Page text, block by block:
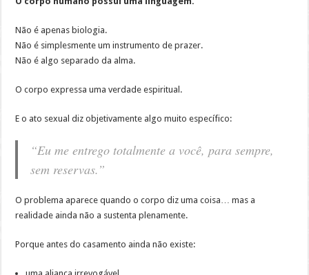
Não é apenas biologia.
Não é simplesmente um instrumento de prazer.
Não é algo separado da alma.
O corpo expressa uma verdade espiritual.
E o ato sexual diz objetivamente algo muito específico:
“Eu me entrego totalmente a você, para sempre,
sem reservas.”
O problema aparece quando o corpo diz uma coisa… mas a
realidade ainda não a sustenta plenamente.
Porque antes do casamento ainda não existe: